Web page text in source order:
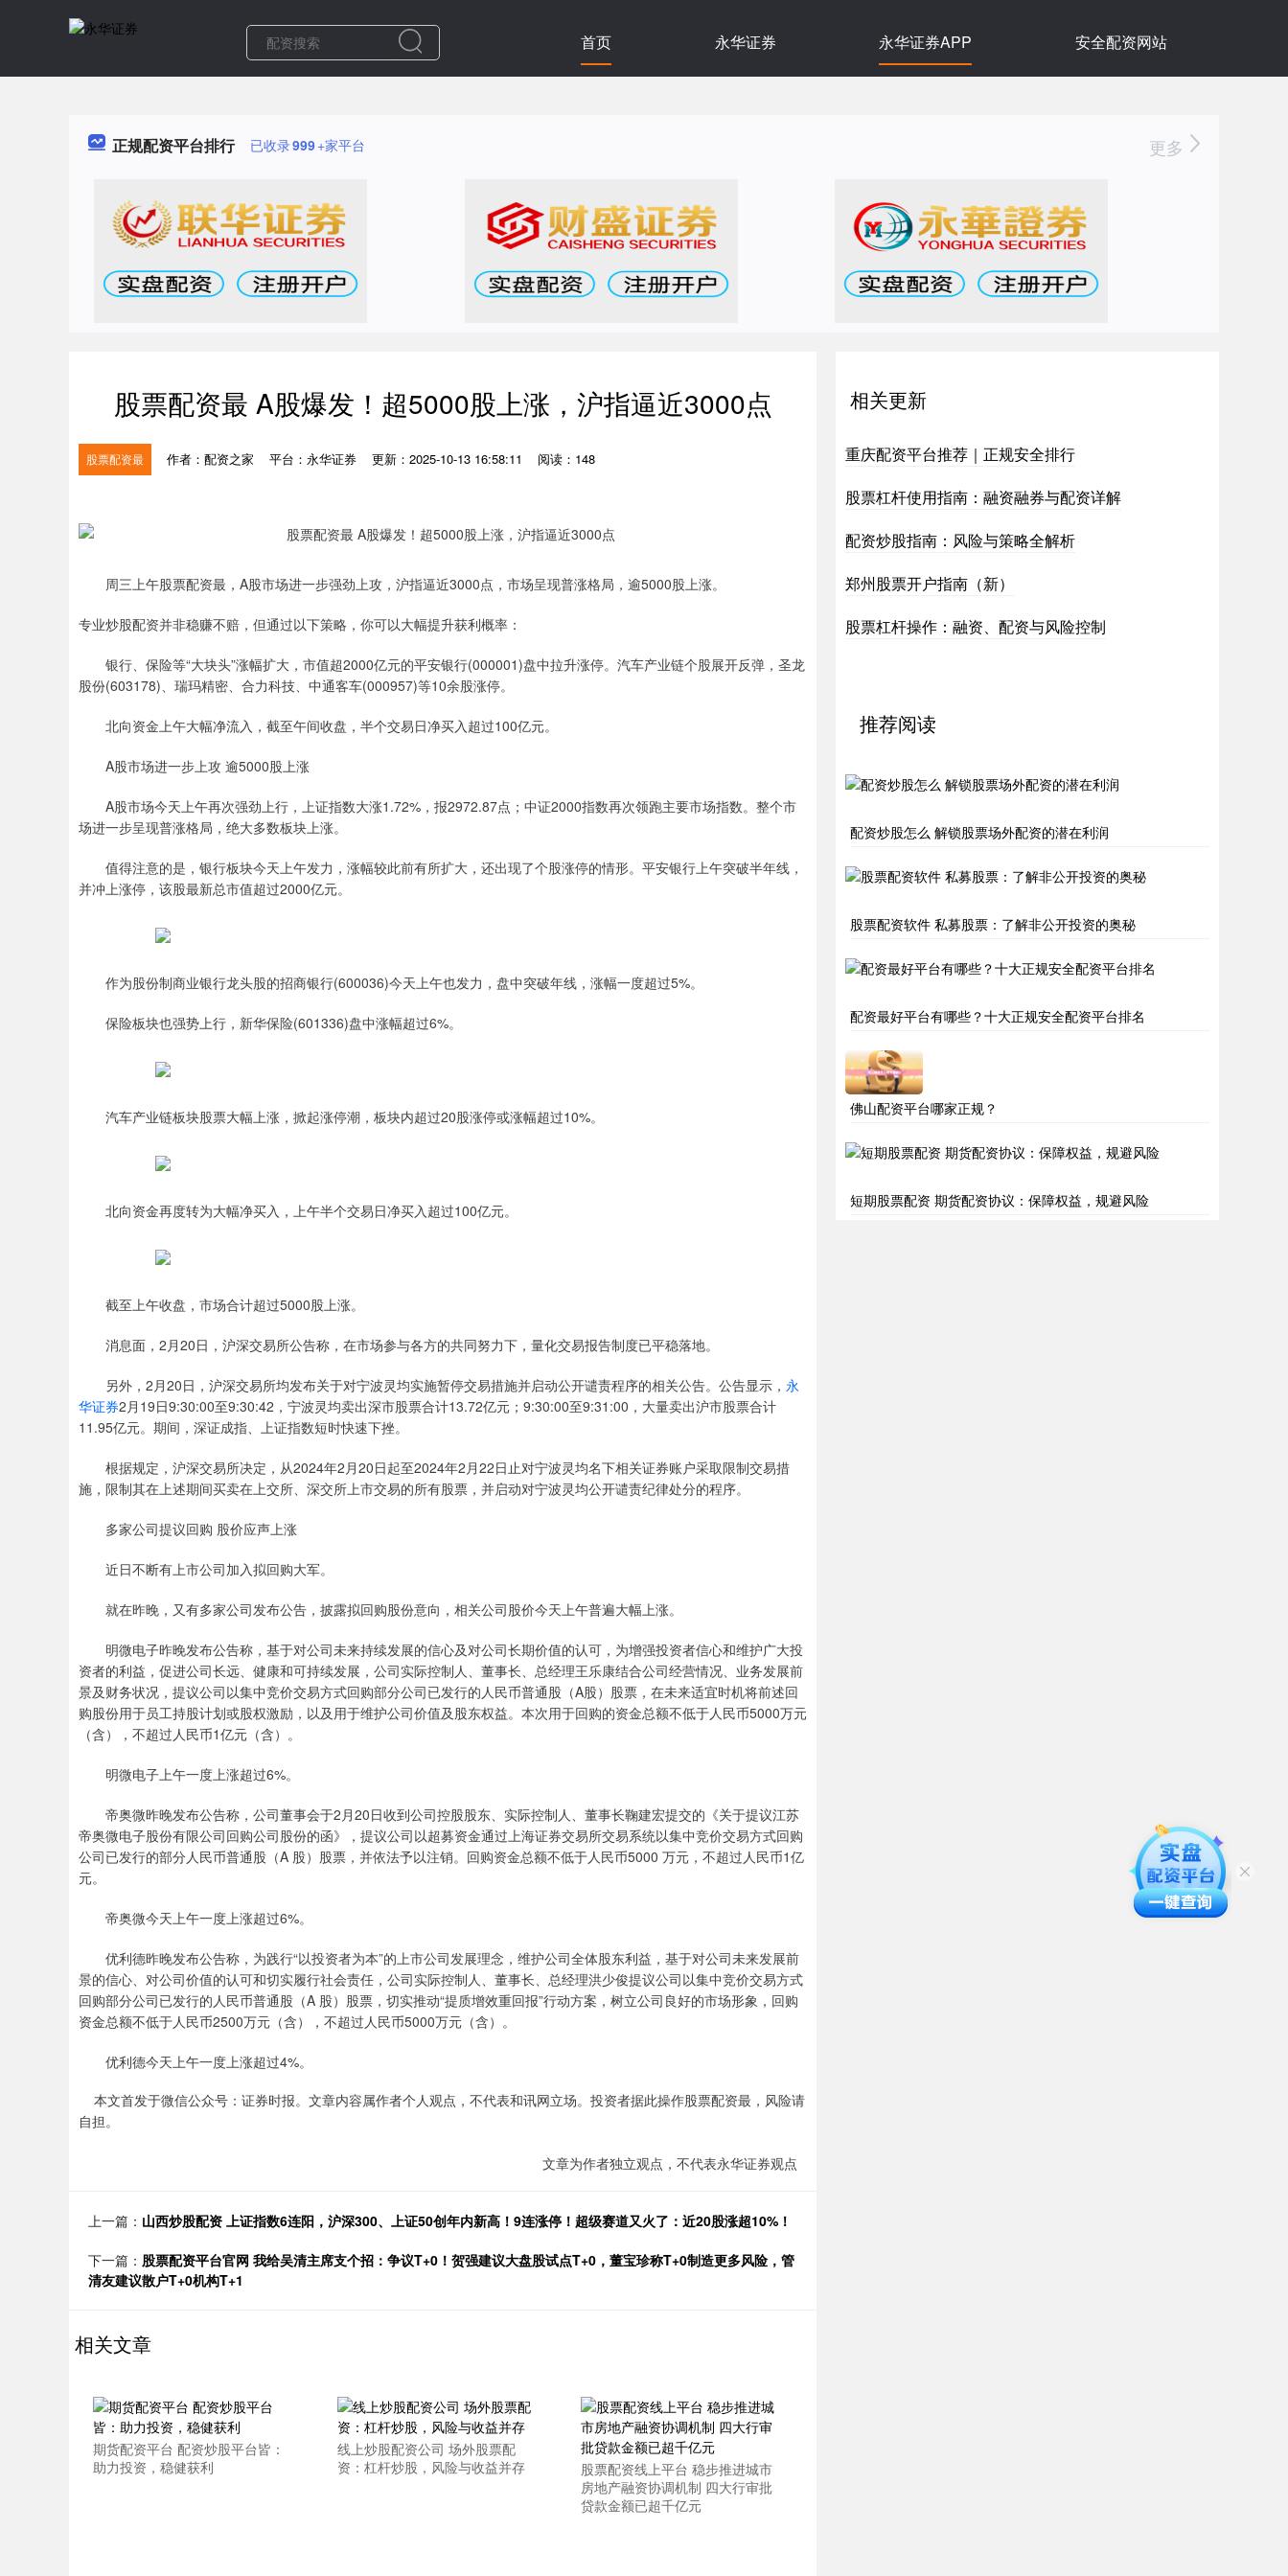
首页 永华证券 永华证券APP 安全配资网站
正规配资平台排行 已收录999+家平台 更多
股票配资最 A股爆发！超5000股上涨，沪指逼近3000点
股票配资最 作者：配资之家 平台：永华证券 更新：2025-10-13 16:58:11 阅读：148
周三上午股票配资最，A股市场进一步强劲上攻，沪指逼近3000点，市场呈现普涨格局，逾5000股上涨。
专业炒股配资并非稳赚不赔，但通过以下策略，你可以大幅提升获利概率：
银行、保险等“大块头”涨幅扩大，市值超2000亿元的平安银行(000001)盘中拉升涨停。汽车产业链个股展开反弹，圣龙
股份(603178)、瑞玛精密、合力科技、中通客车(000957)等10余股涨停。
北向资金上午大幅净流入，截至午间收盘，半个交易日净买入超过100亿元。
A股市场进一步上攻 逾5000股上涨
A股市场今天上午再次强劲上行，上证指数大涨1.72%，报2972.87点；中证2000指数再次领跑主要市场指数。整个市
场进一步呈现普涨格局，绝大多数板块上涨。
值得注意的是，银行板块今天上午发力，涨幅较此前有所扩大，还出现了个股涨停的情形。平安银行上午突破半年线，
并冲上涨停，该股最新总市值超过2000亿元。
作为股份制商业银行龙头股的招商银行(600036)今天上午也发力，盘中突破年线，涨幅一度超过5%。
保险板块也强势上行，新华保险(601336)盘中涨幅超过6%。
汽车产业链板块股票大幅上涨，掀起涨停潮，板块内超过20股涨停或涨幅超过10%。
北向资金再度转为大幅净买入，上午半个交易日净买入超过100亿元。
截至上午收盘，市场合计超过5000股上涨。
消息面，2月20日，沪深交易所公告称，在市场参与各方的共同努力下，量化交易报告制度已平稳落地。
另外，2月20日，沪深交易所均发布关于对宁波灵均实施暂停交易措施并启动公开谴责程序的相关公告。公告显示， 永
华证券2月19日9:30:00至9:30:42，宁波灵均卖出深市股票合计13.72亿元；9:30:00至9:31:00，大量卖出沪市股票合计
11.95亿元。期间，深证成指、上证指数短时快速下挫。
根据规定，沪深交易所决定，从2024年2月20日起至2024年2月22日止对宁波灵均名下相关证券账户采取限制交易措
施，限制其在上述期间买卖在上交所、深交所上市交易的所有股票，并启动对宁波灵均公开谴责纪律处分的程序。
多家公司提议回购 股价应声上涨
近日不断有上市公司加入拟回购大军。
就在昨晚，又有多家公司发布公告，披露拟回购股份意向，相关公司股价今天上午普遍大幅上涨。
明微电子昨晚发布公告称，基于对公司未来持续发展的信心及对公司长期价值的认可，为增强投资者信心和维护广大投
资者的利益，促进公司长远、健康和可持续发展，公司实际控制人、董事长、总经理王乐康结合公司经营情况、业务发展前
景及财务状况，提议公司以集中竞价交易方式回购部分公司已发行的人民币普通股（A股）股票，在未来适宜时机将前述回
购股份用于员工持股计划或股权激励，以及用于维护公司价值及股东权益。本次用于回购的资金总额不低于人民币5000万元
（含），不超过人民币1亿元（含）。
明微电子上午一度上涨超过6%。
帝奥微昨晚发布公告称，公司董事会于2月20日收到公司控股股东、实际控制人、董事长鞠建宏提交的《关于提议江苏
帝奥微电子股份有限公司回购公司股份的函》，提议公司以超募资金通过上海证券交易所交易系统以集中竞价交易方式回购
公司已发行的部分人民币普通股（A 股）股票，并依法予以注销。回购资金总额不低于人民币5000 万元，不超过人民币1亿
元。
帝奥微今天上午一度上涨超过6%。
优利德昨晚发布公告称，为践行“以投资者为本”的上市公司发展理念，维护公司全体股东利益，基于对公司未来发展前
景的信心、对公司价值的认可和切实履行社会责任，公司实际控制人、董事长、总经理洪少俊提议公司以集中竞价交易方式
回购部分公司已发行的人民币普通股（A 股）股票，切实推动“提质增效重回报”行动方案，树立公司良好的市场形象，回购
资金总额不低于人民币2500万元（含），不超过人民币5000万元（含）。
优利德今天上午一度上涨超过4%。
本文首发于微信公众号：证券时报。文章内容属作者个人观点，不代表和讯网立场。投资者据此操作股票配资最，风险请
自担。
文章为作者独立观点，不代表永华证券观点
上一篇： 山西炒股配资 上证指数6连阳，沪深300、上证50创年内新高！9连涨停！超级赛道又火了：近20股涨超10%！
下一篇： 股票配资平台官网 我给吴清主席支个招：争议T+0！贺强建议大盘股试点T+0，董宝珍称T+0制造更多风险，管
清友建议散户T+0机构T+1
相关文章
期货配资平台 配资炒股平台皆：
助力投资，稳健获利
线上炒股配资公司 场外股票配
资：杠杆炒股，风险与收益并存
股票配资线上平台 稳步推进城市
房地产融资协调机制 四大行审批
贷款金额已超千亿元
相关更新
重庆配资平台推荐｜正规安全排行
股票杠杆使用指南：融资融券与配资详解
配资炒股指南：风险与策略全解析
郑州股票开户指南（新）
股票杠杆操作：融资、配资与风险控制
推荐阅读
配资炒股怎么 解锁股票场外配资的潜在利润
股票配资软件 私募股票：了解非公开投资的奥秘
配资最好平台有哪些？十大正规安全配资平台排名
佛山配资平台哪家正规？
短期股票配资 期货配资协议：保障权益，规避风险